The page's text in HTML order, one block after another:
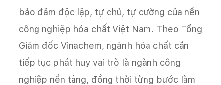
bảo đảm độc lập, tự chủ, tự cường của nền
công nghiệp hóa chất Việt Nam. Theo Tổng
Giám đốc Vinachem, ngành hóa chất cần
tiếp tục phát huy vai trò là ngành công
nghiệp nền tảng, đồng thời từng bước làm